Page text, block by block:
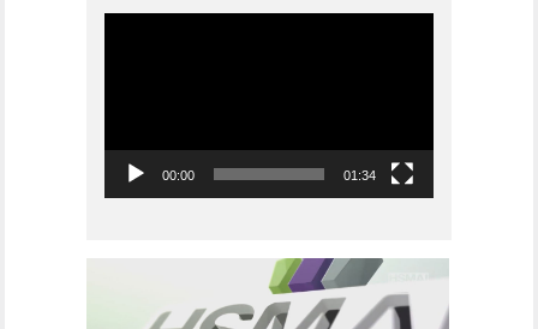
00:00 01:34